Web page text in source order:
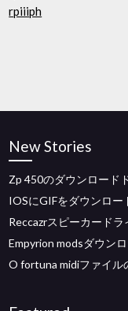
rpiiiph
New Stories
Zp 450のダウンロード
IOSにGIFをダウンロー
Reccazrスピーカード
Empyrion modsダウン
O fortuna midiファイル